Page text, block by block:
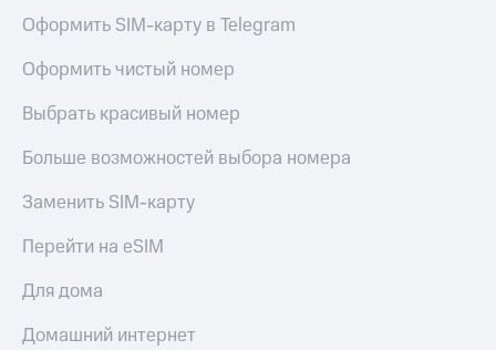
Оформить SIM-карту в Telegram
Оформить чистый номер
Выбрать красивый номер
Больше возможностей выбора номера
Заменить SIM-карту
Перейти на eSIM
Для дома
Домашний интернет